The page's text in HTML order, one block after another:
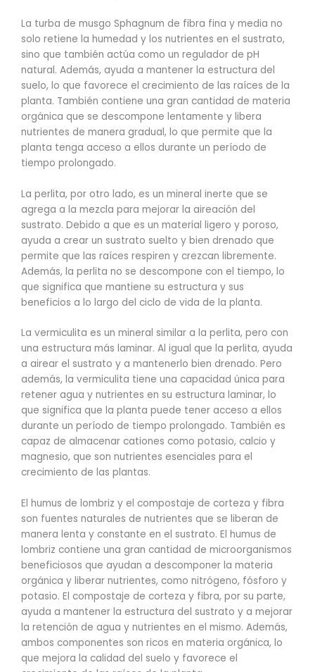
La turba de musgo Sphagnum de fibra fina y media no
solo retiene la humedad y los nutrientes en el sustrato,
sino que también actúa como un regulador de pH
natural. Además, ayuda a mantener la estructura del
suelo, lo que favorece el crecimiento de las raíces de la
planta. También contiene una gran cantidad de materia
orgánica que se descompone lentamente y libera
nutrientes de manera gradual, lo que permite que la
planta tenga acceso a ellos durante un período de
tiempo prolongado.
La perlita, por otro lado, es un mineral inerte que se
agrega a la mezcla para mejorar la aireación del
sustrato. Debido a que es un material ligero y poroso,
ayuda a crear un sustrato suelto y bien drenado que
permite que las raíces respiren y crezcan libremente.
Además, la perlita no se descompone con el tiempo, lo
que significa que mantiene su estructura y sus
beneficios a lo largo del ciclo de vida de la planta.
La vermiculita es un mineral similar a la perlita, pero con
una estructura más laminar. Al igual que la perlita, ayuda
a airear el sustrato y a mantenerlo bien drenado. Pero
además, la vermiculita tiene una capacidad única para
retener agua y nutrientes en su estructura laminar, lo
que significa que la planta puede tener acceso a ellos
durante un período de tiempo prolongado. También es
capaz de almacenar cationes como potasio, calcio y
magnesio, que son nutrientes esenciales para el
crecimiento de las plantas.
El humus de lombriz y el compostaje de corteza y fibra
son fuentes naturales de nutrientes que se liberan de
manera lenta y constante en el sustrato. El humus de
lombriz contiene una gran cantidad de microorganismos
beneficiosos que ayudan a descomponer la materia
orgánica y liberar nutrientes, como nitrógeno, fósforo y
potasio. El compostaje de corteza y fibra, por su parte,
ayuda a mantener la estructura del sustrato y a mejorar
la retención de agua y nutrientes en el mismo. Además,
ambos componentes son ricos en materia orgánica, lo
que mejora la calidad del suelo y favorece el